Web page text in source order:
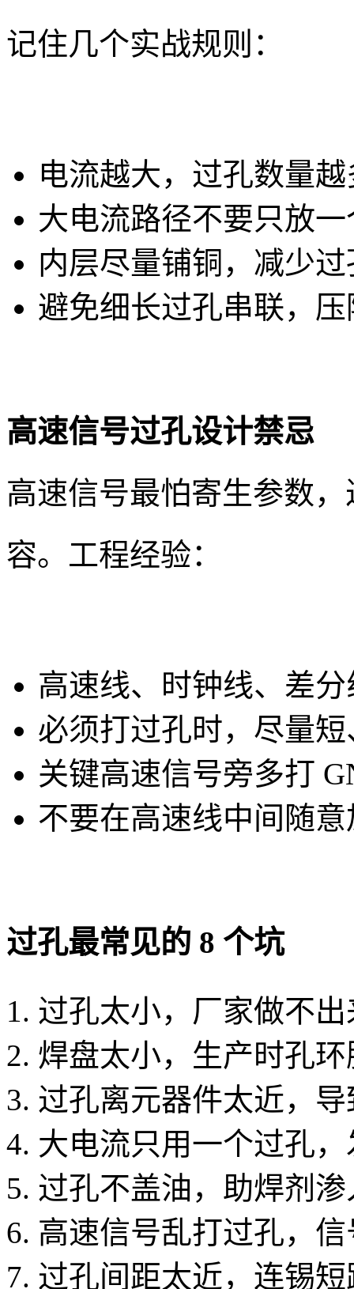
记住几个实战规则：
电流越大，过孔数量
大电流路径不要只放
内层尽量铺铜，减少
避免细长过孔串联，
高速信号过孔设计禁忌
高速信号最怕寄生参数
容。工程经验：
高速线、时钟线、差
必须打过孔时，尽量
关键高速信号旁多打
不要在高速线中间随
过孔最常见的 8 个坑
过孔太小，厂家做不
焊盘太小，生产时孔
过孔离元器件太近，
大电流只用一个过孔
过孔不盖油，助焊剂
高速信号乱打过孔，
过孔间距太近，连锡短